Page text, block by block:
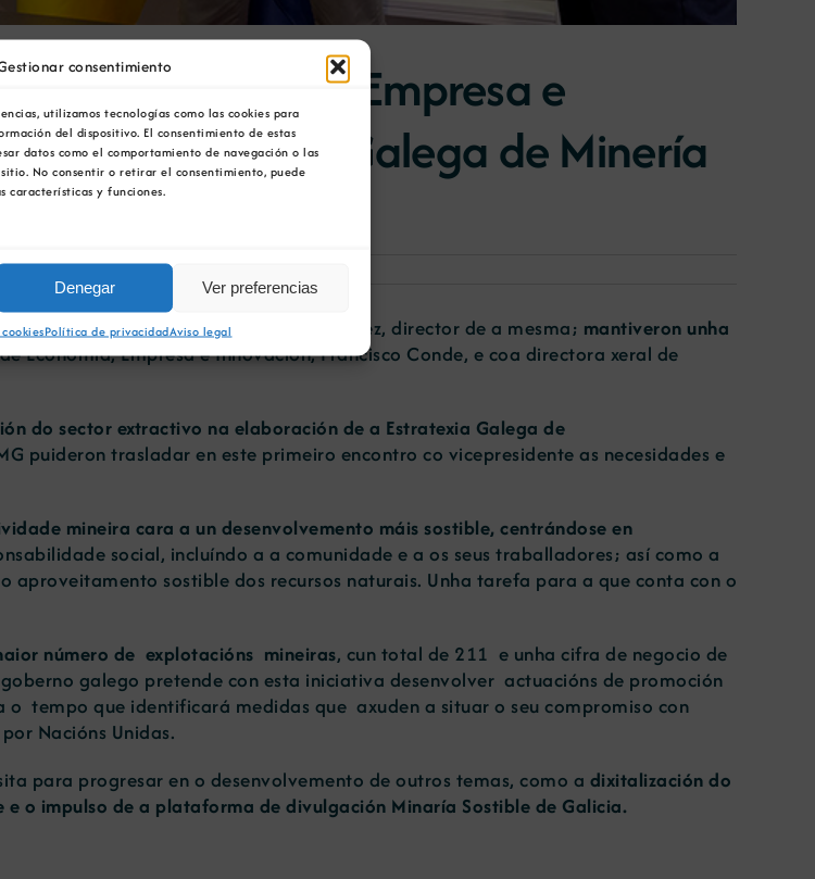
consentimiento
utilizamos tecnologías como las cookies para
del dispositivo. El consentimiento de estas
datos como el comportamiento de navegación o las
No consentir o retirar el consentimiento, puede
características y funciones.
Denegar Ver preferencias
Política de privacidadAviso legal
de Economía, Empresa e
Estratexia Galega de Minería
de Galicia; e Miguel Anxo Fortúnez, director de a mesma; mantiveron unha
Economía, Empresa e Innovación, Francisco Conde, e coa directora xeral de
do sector extractivo na elaboración de a Estratexia Galega de
puideron trasladar en este primeiro encontro co vicepresidente as necesidades e
mineira cara a un desenvolvemento máis sostible, centrándose en
social, incluíndo a a comunidade e a os seus traballadores; así como a
sostible dos recursos naturais. Unha tarefa para a que conta con o
número de explotacións mineiras, cun total de 211 e unha cifra de negocio de
galego pretende con esta iniciativa desenvolver actuacións de promoción
tempo que identificará medidas que axuden a situar o seu compromiso con
Nacións Unidas.
para progresar en o desenvolvemento de outros temas, como a dixitalización do
o impulso de a plataforma de divulgación Minaría Sostible de Galicia.